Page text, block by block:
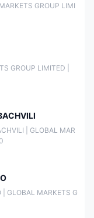
其影響。
GROUP LIMI
GROUP LIMITED |
| GLOBAL MAR
| GLOBAL MARKETS G